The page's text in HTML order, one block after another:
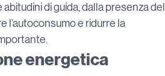
di guida, dalla presenza del
l’autoconsumo e ridurre la
energetica